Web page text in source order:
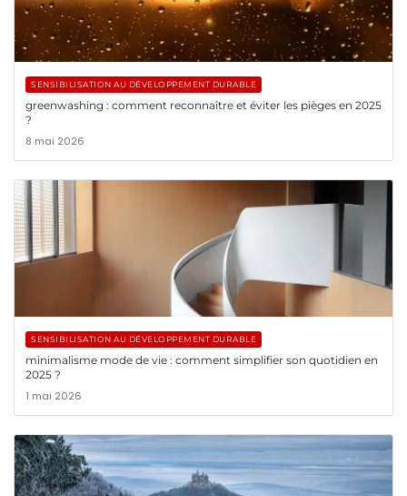
SENSIBILISATION AU DÉVELOPPEMENT DURABLE
greenwashing : comment reconnaître et éviter les pièges en 2025
?
8 mai 2026
SENSIBILISATION AU DÉVELOPPEMENT DURABLE
minimalisme mode de vie : comment simplifier son quotidien en
2025 ?
1 mai 2026